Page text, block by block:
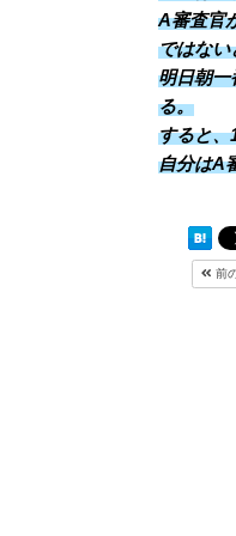
A審査官
ではない
明日朝一
る。
すると、
自分はA
前